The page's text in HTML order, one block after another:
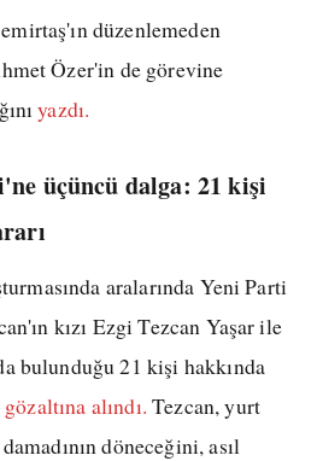
düzenlemeden
Özer'in de görevine
yazdı.
üçüncü dalga: 21 kişi
aralarında Yeni Parti
kızı Ezgi Tezcan Yaşar ile
bulunduğu 21 kişi hakkında
gözaltına alındı. Tezcan, yurt
döneceğini, asıl